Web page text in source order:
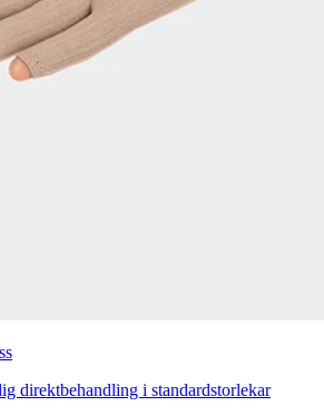
direktbehandling i standardstorlekar